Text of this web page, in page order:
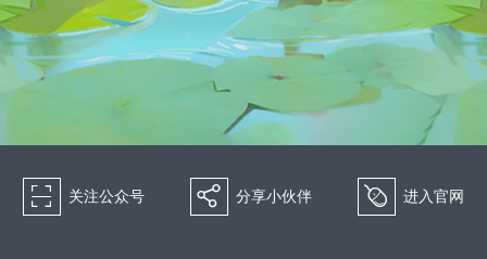
򰀁 关注公众号 򰀂 分享小伙伴 򰀄 进入官网